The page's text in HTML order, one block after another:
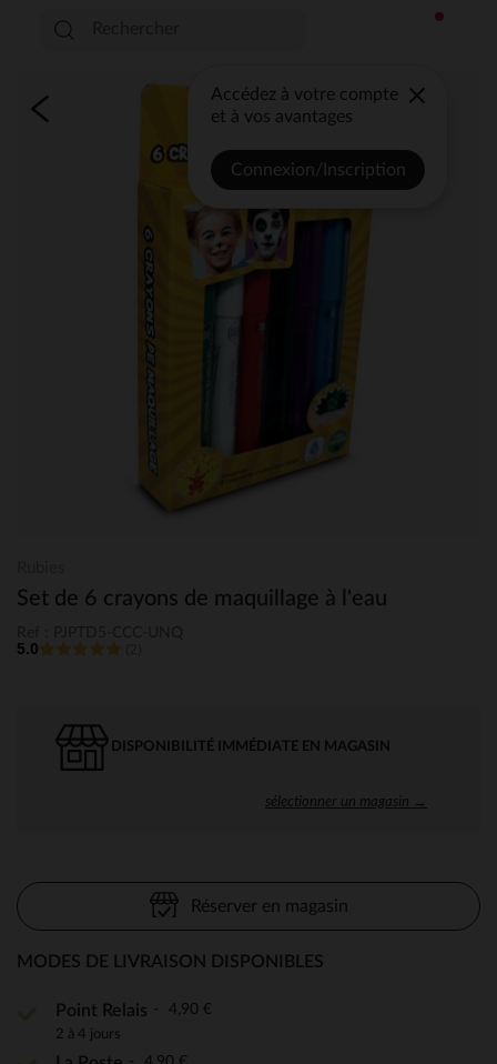
Accédez à votre compte
et à vos avantages
Connexion/Inscription
Set de 6 crayons de maquillage à l'eau
5.0
DISPONIBILITÉ IMMÉDIATE EN MAGASIN
sélectionner un magasin →
Réserver en magasin
MODES DE LIVRAISON DISPONIBLES
Point Relais 4,90 €
2 à 4 jours
4,90 €